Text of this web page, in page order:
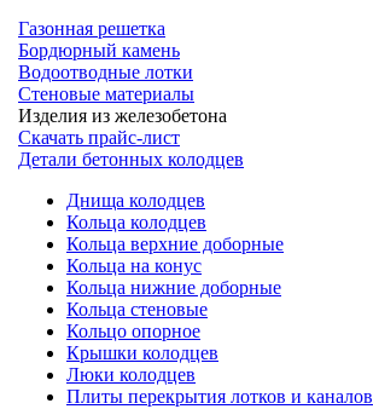
Газонная решетка
Бордюрный камень
Водоотводные лотки
Стеновые материалы
Изделия из железобетона
Скачать прайс-лист
Детали бетонных колодцев
Днища колодцев
Кольца колодцев
Кольца верхние доборные
Кольца на конус
Кольца нижние доборные
Кольца стеновые
Кольцо опорное
Крышки колодцев
Люки колодцев
Плиты перекрытия лотков и каналов